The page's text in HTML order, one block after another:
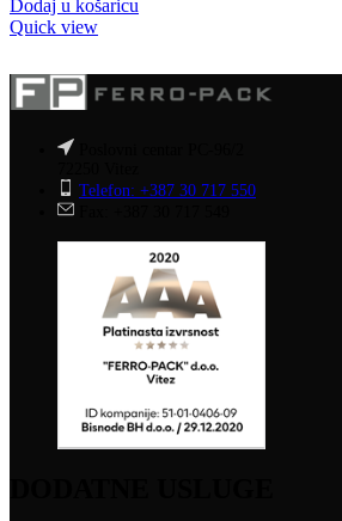
Dodaj u košaricu
Quick view
Telefon: +387 30 717 550